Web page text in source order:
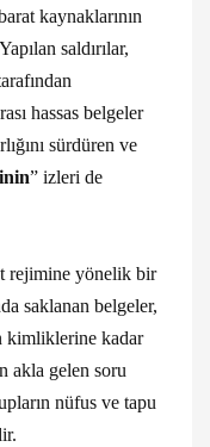
kaynaklarının
saldırılar,
hassas belgeler
sürdüren ve
” izleri de
rejimine yönelik bir
saklanan belgeler,
kimliklerine kadar
akla gelen soru
nüfus ve tapu